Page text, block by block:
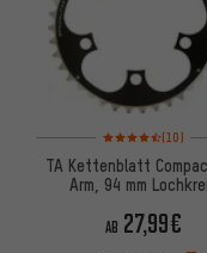
Bewertungen:
(10)
TA Kettenblatt
Arm, 94 mm
AB 27,99€